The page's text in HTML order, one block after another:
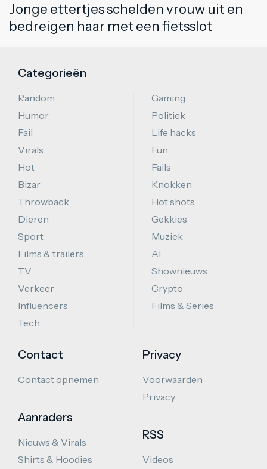
Jonge ettertjes schelden vrouw uit en
bedreigen haar met een fietsslot
Categorieën
Random
Humor
Fail
Virals
Hot
Bizar
Throwback
Dieren
Sport
Films & trailers
TV
Verkeer
Influencers
Tech
Gaming
Politiek
Life hacks
Fun
Fails
Knokken
Hot shots
Gekkies
Muziek
AI
Shownieuws
Crypto
Films & Series
Contact
Contact opnemen
Aanraders
Nieuws & Virals
Shirts & Hoodies
Privacy
Voorwaarden
Privacy
RSS
Videos